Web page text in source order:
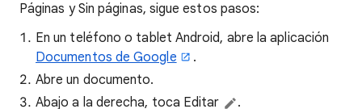
Páginas y Sin páginas, sigue estos pasos:
En un teléfono o tablet Android, abre la aplicación
Documentos de Google
.
Abre un documento.
Abajo a la derecha, toca Editar
.